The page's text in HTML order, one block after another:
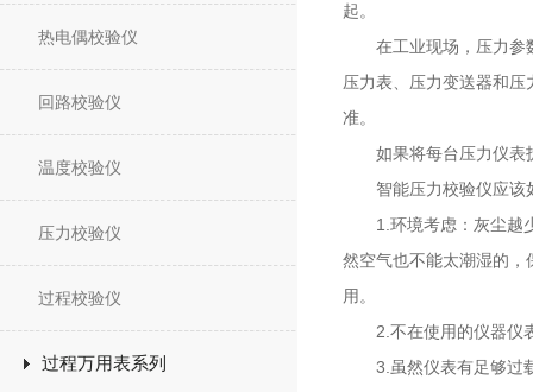
热电偶校验仪
回路校验仪
温度校验仪
压力校验仪
过程校验仪
过程万用表系列
起。
在工业现场，压力参数
压力表、压力变送器和
准。
如果将每台压力仪表拆
智能压力校验仪应该
1.环境考虑：灰尘越少
然空气也不能太潮湿的，
用。
2.不在使用的仪器仪表
3.虽然仪表有足够过载